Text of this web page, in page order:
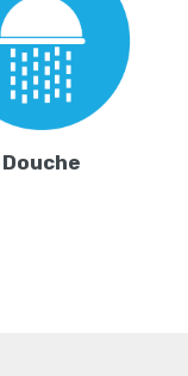
Douche